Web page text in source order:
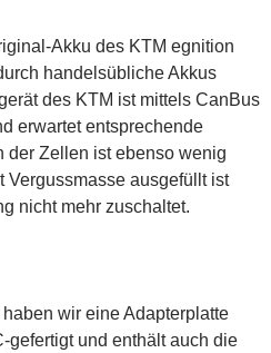
Akku des KTM egnition
handelsübliche Akkus
des KTM ist mittels CanBus
erwartet entsprechende
der Zellen ist ebenso wenig
Vergussmasse ausgefüllt ist
nicht mehr zuschaltet.
wir eine Adapterplatte
gefertigt und enthält auch die